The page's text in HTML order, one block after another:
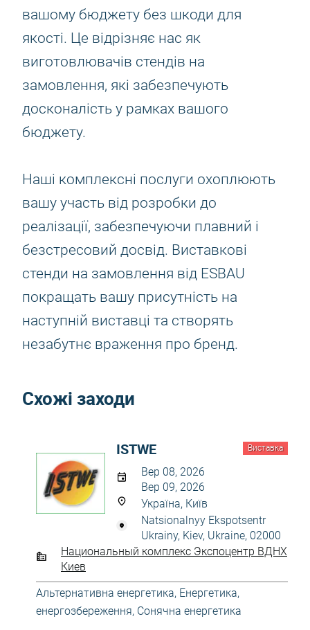
вашому бюджету без шкоди для
якості. Це відрізняє нас як
виготовлювачів стендів на
замовлення, які забезпечують
досконалість у рамках вашого
бюджету.
Наші комплексні послуги охоплюють
вашу участь від розробки до
реалізації, забезпечуючи плавний і
безстресовий досвід. Виставкові
стенди на замовлення від ESBAU
покращать вашу присутність на
наступній виставці та створять
незабутнє враження про бренд.
Схожі заходи
Виставка
ISTWE
Вер 08, 2026
Вер 09, 2026
Україна, Київ
Natsionalnyy Ekspotsentr
Ukrainy, Kiev, Ukraine, 02000
Национальный комплекс Экспоцентр ВДНХ
Киев
Альтернативна енергетика, Енергетика,
енергозбереження, Сонячна енергетика